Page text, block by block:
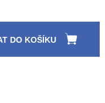
DO KOŠÍKU